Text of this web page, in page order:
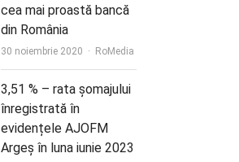
cea mai proastă bancă
din România
30 noiembrie 2020 Author
RoMedia
3,51 % – rata șomajului
înregistrată în
evidențele AJOFM
Argeș în luna iunie 2023